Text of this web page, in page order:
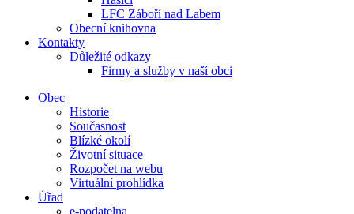
LFC Záboří nad Labem
Obecní knihovna
Kontakty
Důležité odkazy
Firmy a služby v naší obci
Obec
Historie
Současnost
Blízké okolí
Životní situace
Rozpočet na webu
Virtuální prohlídka
Úřad
e-podatelna